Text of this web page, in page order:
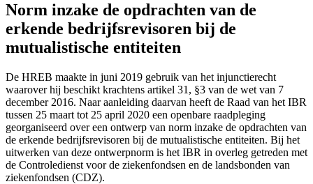
Norm inzake de opdrachten van de
erkende bedrijfsrevisoren bij de
mutualistische entiteiten
De HREB maakte in juni 2019 gebruik van het injunctierecht
waarover hij beschikt krachtens artikel 31, §3 van de wet van 7
december 2016. Naar aanleiding daarvan heeft de Raad van het IBR
tussen 25 maart tot 25 april 2020 een openbare raadpleging
georganiseerd over een ontwerp van norm inzake de opdrachten van
de erkende bedrijfsrevisoren bij de mutualistische entiteiten. Bij het
uitwerken van deze ontwerpnorm is het IBR in overleg getreden met
de Controledienst voor de ziekenfondsen en de landsbonden van
ziekenfondsen (CDZ).